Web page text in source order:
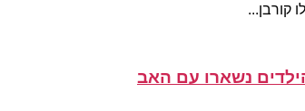
קורבן...
נשארו עם האב